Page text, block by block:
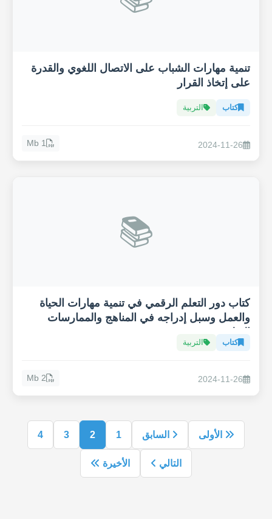
تنمية مهارات الشباب على الاتصال اللغوي والقدرة
على إتخاذ القرار
كتاب التربية
2024-11-26
1 Mb
📚
كتاب دور التعلم الرقمي في تنمية مهارات الحياة
والعمل وسبل إدراجه في المناهج والممارسات
كتاب التربية
2024-11-26
2 Mb
الأولى السابق 1
2
3
4
التالي الأخيرة